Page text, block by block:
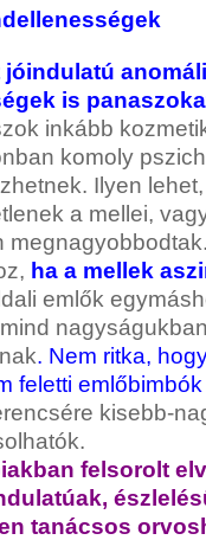
jóindulatú
is
inkább
komoly
Ilyen
a mellei,
ha a mellek
emlők
. Nem ritka,
feletti
kisebb-
felsorolt
tanácsos